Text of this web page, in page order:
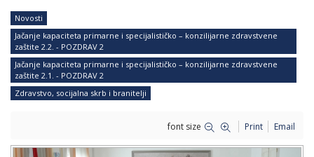
Novosti
Jačanje kapaciteta primarne i specijalističko – konzilijarne zdravstvene
zaštite 2.2. - POZDRAV 2
Jačanje kapaciteta primarne i specijalističko – konzilijarne zdravstvene
zaštite 2.1. - POZDRAV 2
Zdravstvo, socijalna skrb i branitelji
font size Print Email